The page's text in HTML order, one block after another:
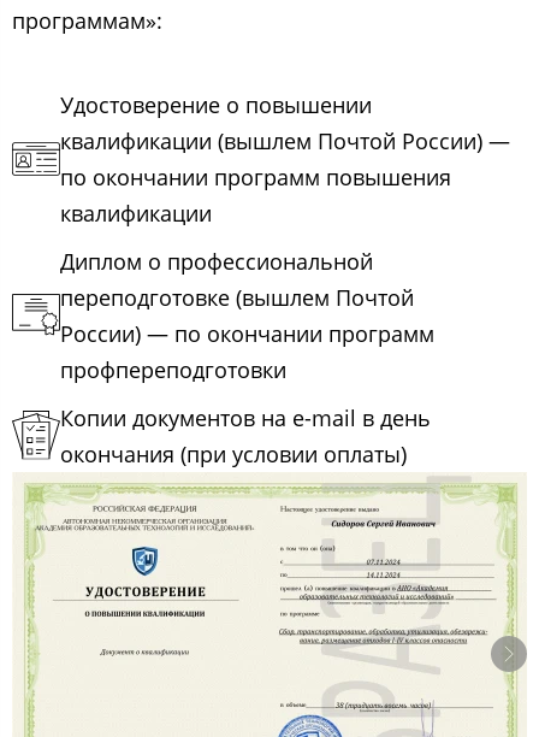
программам»:
Удостоверение о повышении
квалификации (вышлем Почтой России) —
по окончании программ повышения
квалификации
Диплом о профессиональной
переподготовке (вышлем Почтой
России) — по окончании программ
профпереподготовки
Копии документов на e-mail в день
окончания (при условии оплаты)